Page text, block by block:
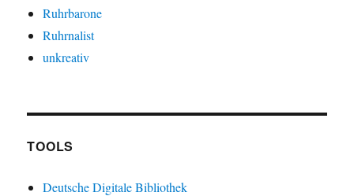
Ruhrbarone
Ruhrnalist
unkreativ
TOOLS
Deutsche Digitale Bibliothek